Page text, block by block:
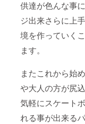
供達が色んな事
ジ出来さらに上
境を作っていく
ます。
またこれから始
や大人の方が尻
気軽にスケート
れる事が出来る